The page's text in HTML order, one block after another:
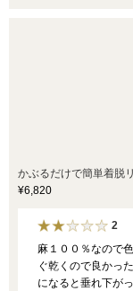
かぶるだけで簡単着脱
¥6,820
2
麻１００％なので
ぐ乾くので良かっ
になると垂れ下が